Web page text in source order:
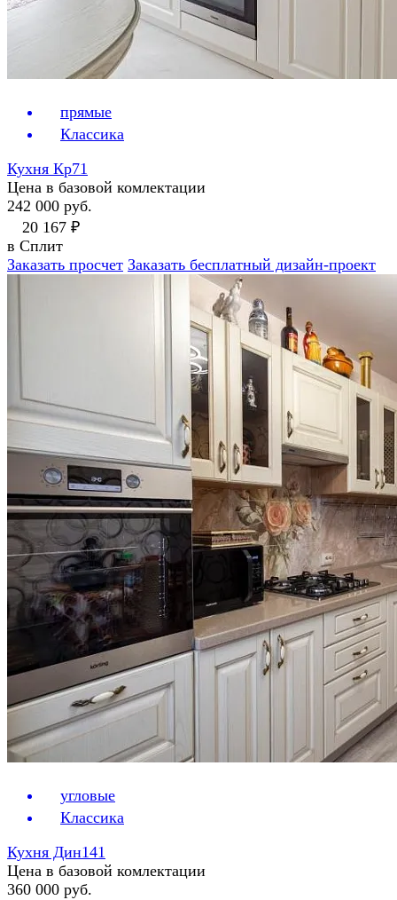
прямые
Классика
Кухня Кр71
Цена в базовой комлектации
242 000 руб.
20 167 ₽
в Сплит
Заказать просчет Заказать бесплатный дизайн-проект
угловые
Классика
Кухня Дин141
Цена в базовой комлектации
360 000 руб.